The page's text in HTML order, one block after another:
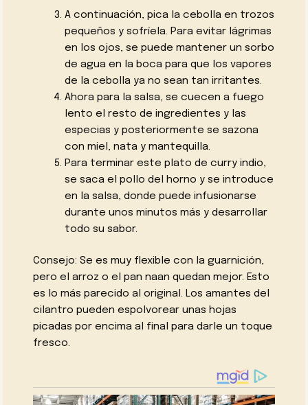
A continuación, pica la cebolla en trozos
pequeños y sofríela. Para evitar lágrimas
en los ojos, se puede mantener un sorbo
de agua en la boca para que los vapores
de la cebolla ya no sean tan irritantes.
Ahora para la salsa, se cuecen a fuego
lento el resto de ingredientes y las
especias y posteriormente se sazona
con miel, nata y mantequilla.
Para terminar este plato de curry indio,
se saca el pollo del horno y se introduce
en la salsa, donde puede infusionarse
durante unos minutos más y desarrollar
todo su sabor.
Consejo: Se es muy flexible con la guarnición,
pero el arroz o el pan naan quedan mejor. Esto
es lo más parecido al original. Los amantes del
cilantro pueden espolvorear unas hojas
picadas por encima al final para darle un toque
fresco.